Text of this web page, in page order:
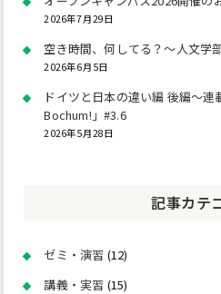
2026年7月29日
空き時間、何してる？～人文学
2026年6月5日
ドイツと日本の違い編 後編～
Bochum!」#3.6
2026年5月28日
記事カテ
ゼミ・演習 (12)
講義・実習 (15)